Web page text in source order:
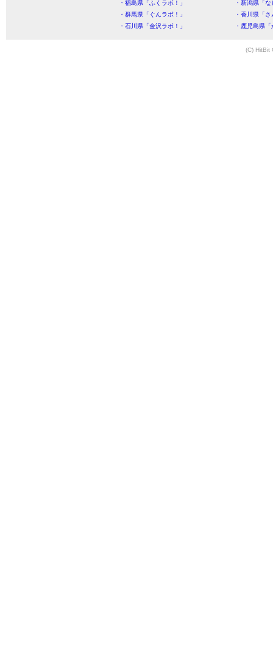
・福島県「ふくラボ！」
・新潟県「
・群馬県「ぐんラボ！」
・香川県「
・石川県「金沢ラボ！」
・鹿児島県
(C) HitBit